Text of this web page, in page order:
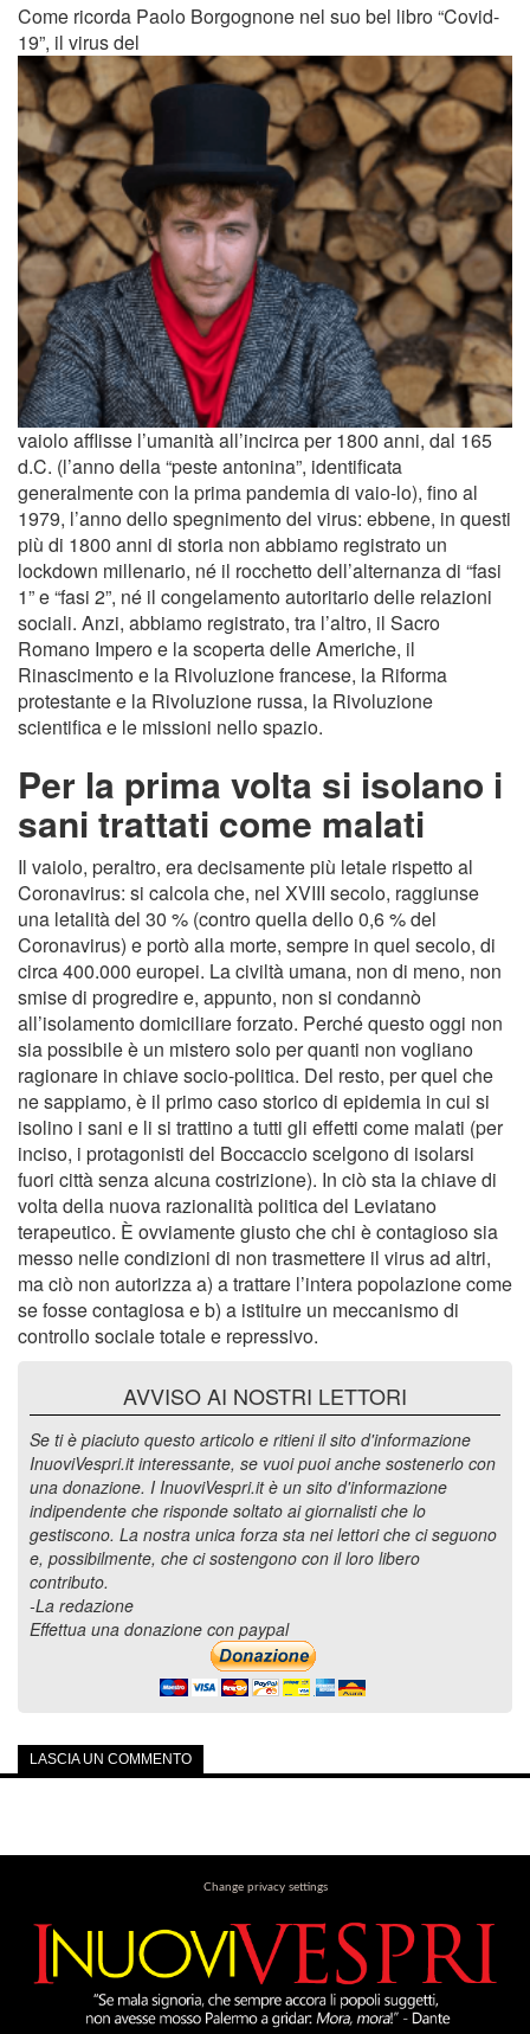
Come ricorda Paolo Borgognone nel suo bel libro “Covid-
19”, il virus del
vaiolo afflisse l’umanità all’incirca per 1800 anni, dal 165
d.C. (l’anno della “peste antonina”, identificata
generalmente con la prima pandemia di vaio-lo), fino al
1979, l’anno dello spegnimento del virus: ebbene, in questi
più di 1800 anni di storia non abbiamo registrato un
lockdown millenario, né il rocchetto dell’alternanza di “fasi
1” e “fasi 2”, né il congelamento autoritario delle relazioni
sociali. Anzi, abbiamo registrato, tra l’altro, il Sacro
Romano Impero e la scoperta delle Americhe, il
Rinascimento e la Rivoluzione francese, la Riforma
protestante e la Rivoluzione russa, la Rivoluzione
scientifica e le missioni nello spazio.
Per la prima volta si isolano i
sani trattati come malati
Il vaiolo, peraltro, era decisamente più letale rispetto al
Coronavirus: si calcola che, nel XVIII secolo, raggiunse
una letalità del 30 % (contro quella dello 0,6 % del
Coronavirus) e portò alla morte, sempre in quel secolo, di
circa 400.000 europei. La civiltà umana, non di meno, non
smise di progredire e, appunto, non si condannò
all’isolamento domiciliare forzato. Perché questo oggi non
sia possibile è un mistero solo per quanti non vogliano
ragionare in chiave socio-politica. Del resto, per quel che
ne sappiamo, è il primo caso storico di epidemia in cui si
isolino i sani e li si trattino a tutti gli effetti come malati (per
inciso, i protagonisti del Boccaccio scelgono di isolarsi
fuori città senza alcuna costrizione). In ciò sta la chiave di
volta della nuova razionalità politica del Leviatano
terapeutico. È ovviamente giusto che chi è contagioso sia
messo nelle condizioni di non trasmettere il virus ad altri,
ma ciò non autorizza a) a trattare l’intera popolazione come
se fosse contagiosa e b) a istituire un meccanismo di
controllo sociale totale e repressivo.
AVVISO AI NOSTRI LETTORI
Se ti è piaciuto questo articolo e ritieni il sito d'informazione
InuoviVespri.it interessante, se vuoi puoi anche sostenerlo con
una donazione. I InuoviVespri.it è un sito d'informazione
indipendente che risponde soltato ai giornalisti che lo
gestiscono. La nostra unica forza sta nei lettori che ci seguono
e, possibilmente, che ci sostengono con il loro libero
contributo.
-La redazione
Effettua una donazione con paypal
LASCIA UN COMMENTO
Change privacy settings